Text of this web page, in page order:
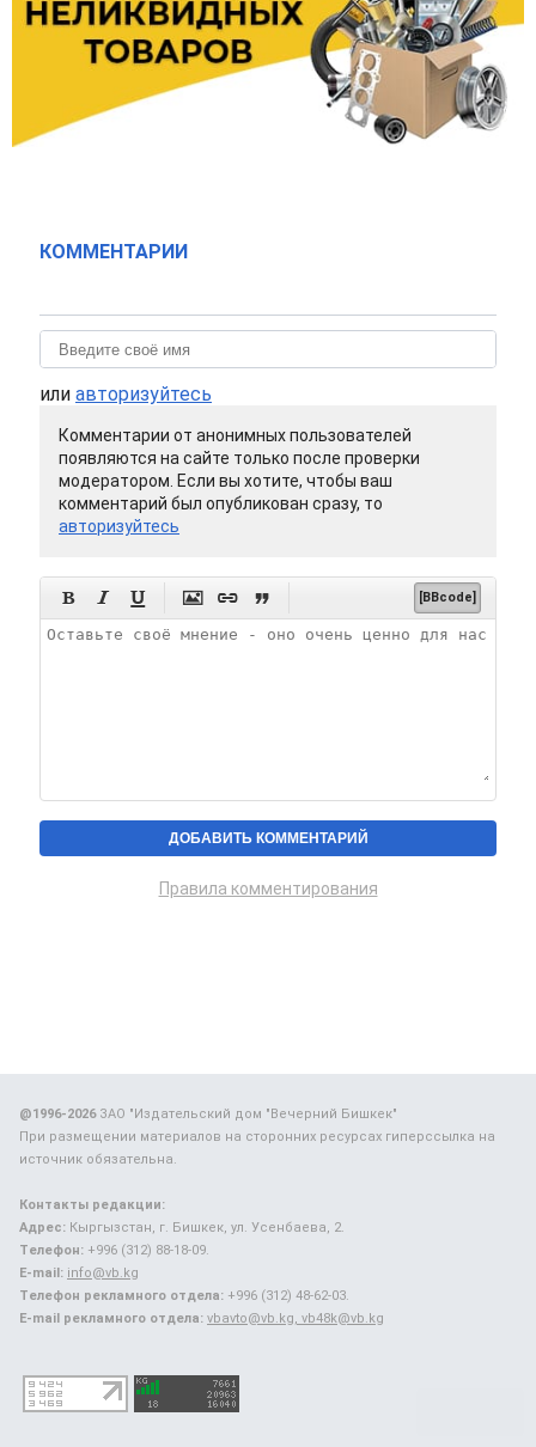
КОММЕНТАРИИ
или авторизуйтесь
Комментарии от анонимных пользователей
появляются на сайте только после проверки
модератором. Если вы хотите, чтобы ваш
комментарий был опубликован сразу, то
авторизуйтесь
      [BBcode]
Правила комментирования
@1996-2026ЗАО "Издательский дом "Вечерний Бишкек"
При размещении материалов на сторонних ресурсах гиперссылка на
источник обязательна.
Контакты редакции:
Адрес: Кыргызстан, г. Бишкек, ул. Усенбаева, 2.
Телефон: +996 (312) 88-18-09.
E-mail: info@vb.kg
Телефон рекламного отдела: +996 (312) 48-62-03.
E-mail рекламного отдела: vbavto@vb.kg, vb48k@vb.kg